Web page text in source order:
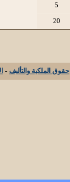
5
20
حقوق الملكية والتأليف -